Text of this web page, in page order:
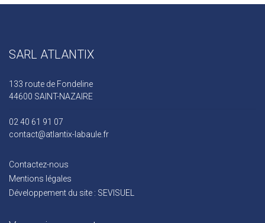
SARL ATLANTIX
133 route de Fondeline
44600 SAINT-NAZAIRE
02 40 61 91 07
contact@atlantix-labaule.fr
Contactez-nous
Mentions légales
Développement du site : SEVISUEL